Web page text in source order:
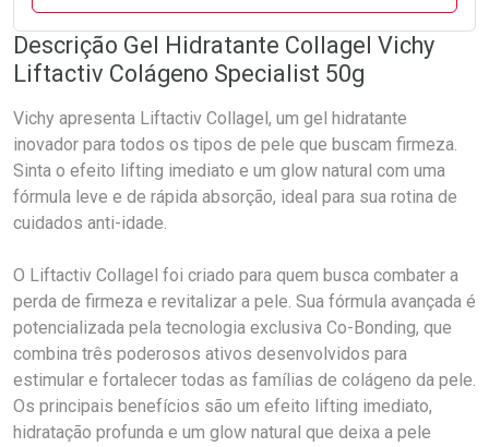
Descrição Gel Hidratante Collagel Vichy
Liftactiv Colágeno Specialist 50g
Vichy apresenta Liftactiv Collagel, um gel hidratante
inovador para todos os tipos de pele que buscam firmeza.
Sinta o efeito lifting imediato e um glow natural com uma
fórmula leve e de rápida absorção, ideal para sua rotina de
cuidados anti-idade.
O Liftactiv Collagel foi criado para quem busca combater a
perda de firmeza e revitalizar a pele. Sua fórmula avançada é
potencializada pela tecnologia exclusiva Co-Bonding, que
combina três poderosos ativos desenvolvidos para
estimular e fortalecer todas as famílias de colágeno da pele.
Os principais benefícios são um efeito lifting imediato,
hidratação profunda e um glow natural que deixa a pele